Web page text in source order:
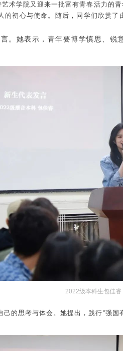
术学院又迎来一批富有青春活力的
的初心与使命。随后，同学们欣赏
。她表示，青年要博学慎思、
2022级本科生包佳睿
的思考与体会。她提出，践行“强